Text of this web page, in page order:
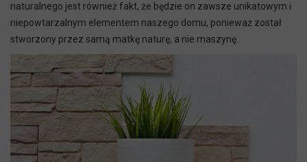
naturalnego jest również fakt, że będzie on zawsze unikatowym i
niepowtarzalnym elementem naszego domu, ponieważ został
stworzony przez samą matkę naturę, a nie maszynę.